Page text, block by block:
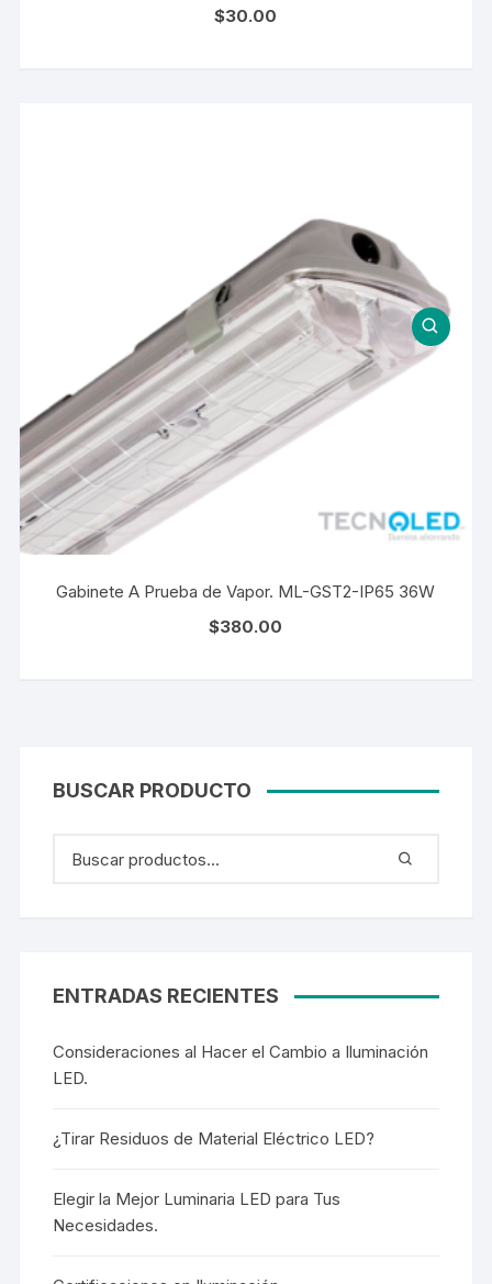
$30.00
Gabinete A Prueba de Vapor. ML-GST2-IP65 36W
$380.00
BUSCAR PRODUCTO
ENTRADAS RECIENTES
Consideraciones al Hacer el Cambio a Iluminación
LED.
¿Tirar Residuos de Material Eléctrico LED?
Elegir la Mejor Luminaria LED para Tus
Necesidades.